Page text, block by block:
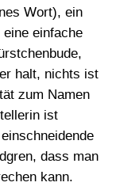
Wort), ein
einfache
halt, nichts ist
zum Namen
ist
dass man
kann.